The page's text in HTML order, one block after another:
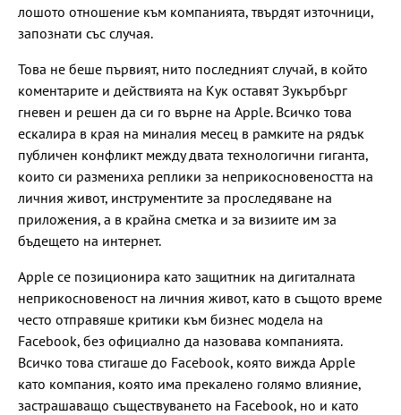
лошото отношение към компанията, твърдят източници,
запознати със случая.
Това не беше първият, нито последният случай, в който
коментарите и действията нa Кук оставят Зукърбърг
гневен и решен да си го върне на Apple. Всичко това
ескалира в края на миналия месец в рамките на рядък
публичен конфликт между двата технологични гиганта,
които си размениха реплики за неприкосновеността на
личния живот, инструментите за проследяване на
приложения, а в крайна сметка и за визиите им за
бъдещето на интернет.
Apple се позиционира като защитник на дигиталната
неприкосновеност на личния живот, като в същото време
често отправяше критики към бизнес модела на
Facebook, без официално да назовава компанията.
Всичко това стигаше до Facebook, която вижда Apple
като компания, която има прекалено голямо влияние,
застрашаващо съществуването на Facebook, но и като